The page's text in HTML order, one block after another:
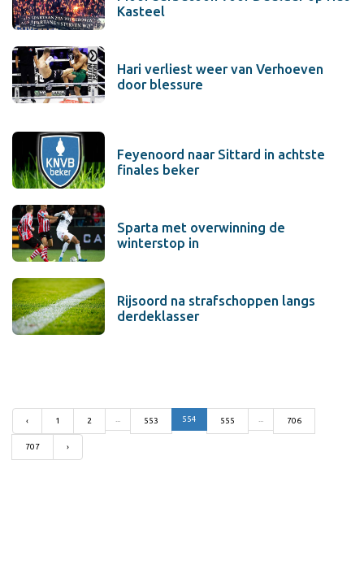
Kasteel
Hari verliest weer van Verhoeven
door blessure
Feyenoord naar Sittard in achtste
finales beker
Sparta met overwinning de
winterstop in
Rijsoord na strafschoppen langs
derdeklasser
‹ 1 2 553 554 555 706
707 ›